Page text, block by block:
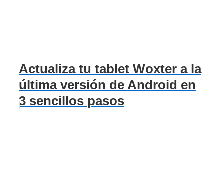
Actualiza tu tablet Woxter a la
última versión de Android en
3 sencillos pasos